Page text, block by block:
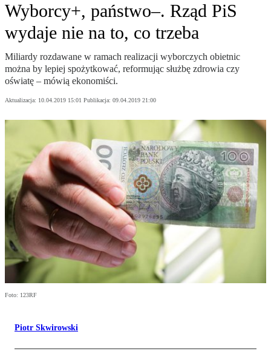
Wyborcy+, państwo–. Rząd PiS
wydaje nie na to, co trzeba
Miliardy rozdawane w ramach realizacji wyborczych obietnic
można by lepiej spożytkować, reformując służbę zdrowia czy
oświatę – mówią ekonomiści.
Aktualizacja: 10.04.2019 15:01 Publikacja: 09.04.2019 21:00
Foto: 123RF
Piotr Skwirowski